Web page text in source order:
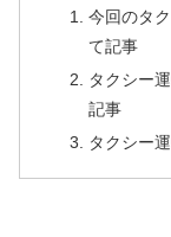
今回のタ
て記事
タクシー
記事
タクシー